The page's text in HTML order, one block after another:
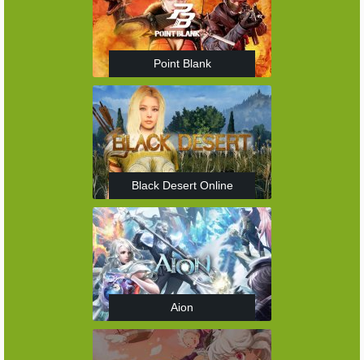
Point Blank
Black Desert Online
Aion